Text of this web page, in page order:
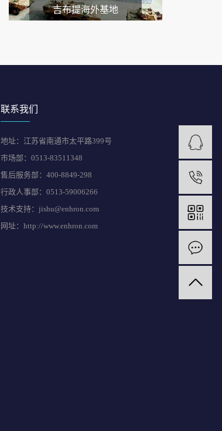
吉布提海外基地
联系我们
地址：江苏省南通市太平路399号
市场部：0513-83511348
售后服务部：400-8849-298
行政人事部：0513-59006266
技术支持：jishu@enhron.com
网址：http://www.enhron.com